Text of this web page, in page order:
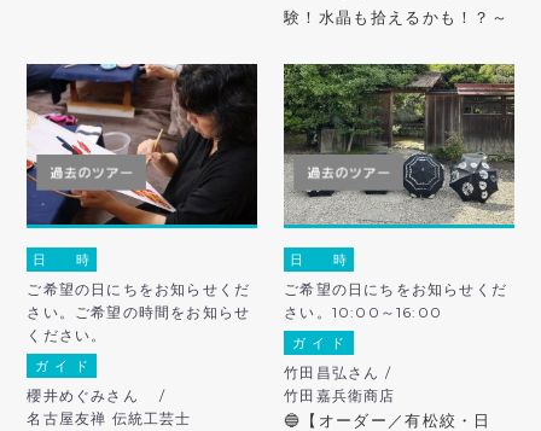
験！水晶も拾えるかも！？～
日 時
ご希望の日にちをお知らせくだ
さい。ご希望の時間をお知らせ
ください。
ガ イ ド
櫻井めぐみさん /
名古屋友禅 伝統工芸士
日 時
ご希望の日にちをお知らせくだ
さい。10:00～16:00
ガ イ ド
竹田昌弘さん /
竹田嘉兵衛商店
🔵【オーダー／有松絞・日